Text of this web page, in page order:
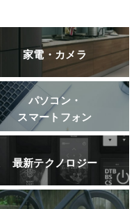
家電・カメラ
パソコン・
スマートフォン
最新テクノロジー